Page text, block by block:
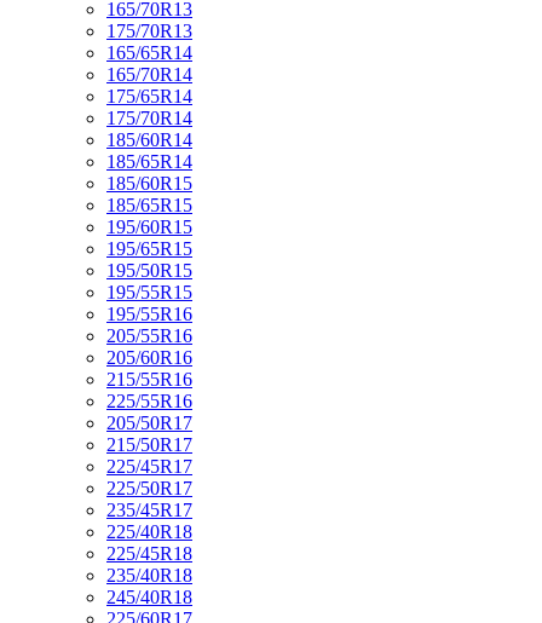
165/70R13
175/70R13
165/65R14
165/70R14
175/65R14
175/70R14
185/60R14
185/65R14
185/60R15
185/65R15
195/60R15
195/65R15
195/50R15
195/55R15
195/55R16
205/55R16
205/60R16
215/55R16
225/55R16
205/50R17
215/50R17
225/45R17
225/50R17
235/45R17
225/40R18
225/45R18
235/40R18
245/40R18
225/60R17